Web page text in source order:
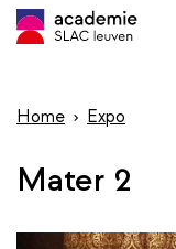
en
inhoud
Home Expo
Mater 2